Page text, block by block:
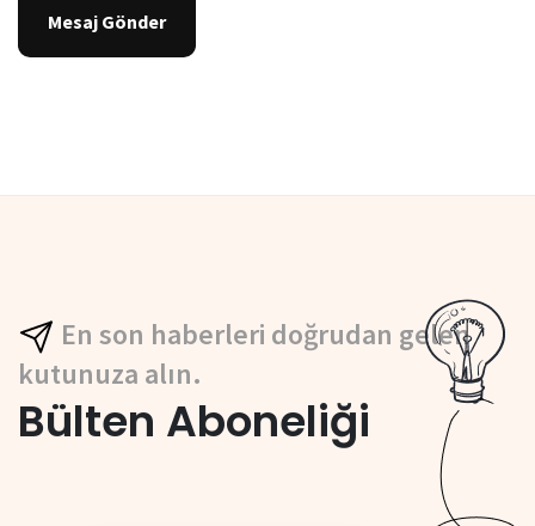
Mesaj Gönder
En son haberleri doğrudan gelen
kutunuza alın.
Bülten Aboneliği